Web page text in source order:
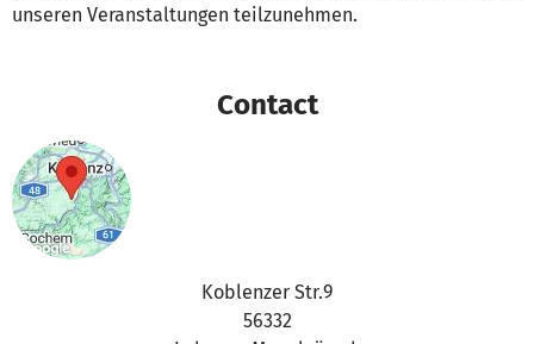
unseren Veranstaltungen teilzunehmen.
Contact
Koblenzer Str.9
56332